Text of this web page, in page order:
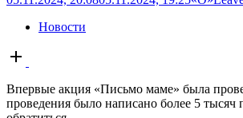
Новости
Open
post
Впервые акция «Письмо маме» была
проведения было написано более 5